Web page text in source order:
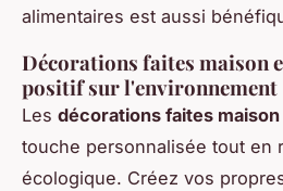
alimentaires est aussi
Décorations faites maison
positif sur l'environnement
Les décorations faites maison
touche personnalisée tout en
écologique. Créez vos